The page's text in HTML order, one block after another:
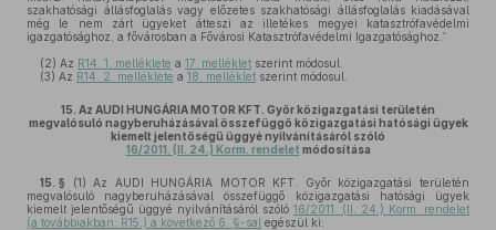
szakhatósági állásfoglalás vagy előzetes szakhatósági állásfoglalás kiadásával
még le nem zárt ügyeket átteszi az illetékes megyei katasztrófavédelmi
igazgatósághoz, a fővárosban a Fővárosi Katasztrófavédelmi Igazgatósághoz.”
(2) Az R14. 1. melléklete a 17. melléklet szerint módosul.
(3) Az R14. 2. melléklete a 18. melléklet szerint módosul.
15. Az AUDI HUNGÁRIA MOTOR KFT. Győr közigazgatási területén
megvalósuló nagyberuházásával összefüggő közigazgatási hatósági ügyek
kiemelt jelentőségű üggyé nyilvánításáról szóló
16/2011. (II. 24.) Korm. rendelet módosítása
15. § (1) Az AUDI HUNGÁRIA MOTOR KFT. Győr közigazgatási területén
megvalósuló nagyberuházásával összefüggő közigazgatási hatósági ügyek
kiemelt jelentőségű üggyé nyilvánításáról szóló 16/2011. (II. 24.) Korm. rendelet
(a továbbiakban: R15.) a következő 6. §-sal egészül ki: